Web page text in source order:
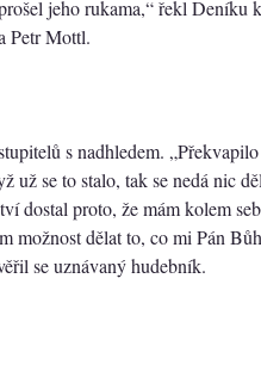
jeho rukama,“ řekl Deníku
Petr Mottl.
s nadhledem.
už se to stalo, tak se nedá nic
dostal proto, že mám kolem
možnost dělat to, co mi Pán
se uznávaný hudebník.